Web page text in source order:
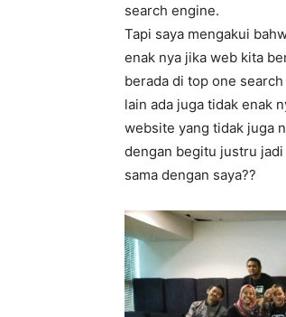
search engine.
Tapi saya mengakui
enak nya jika web kita
berada di top one
lain ada juga tidak enak
website yang tidak juga
dengan begitu justru
sama dengan saya??